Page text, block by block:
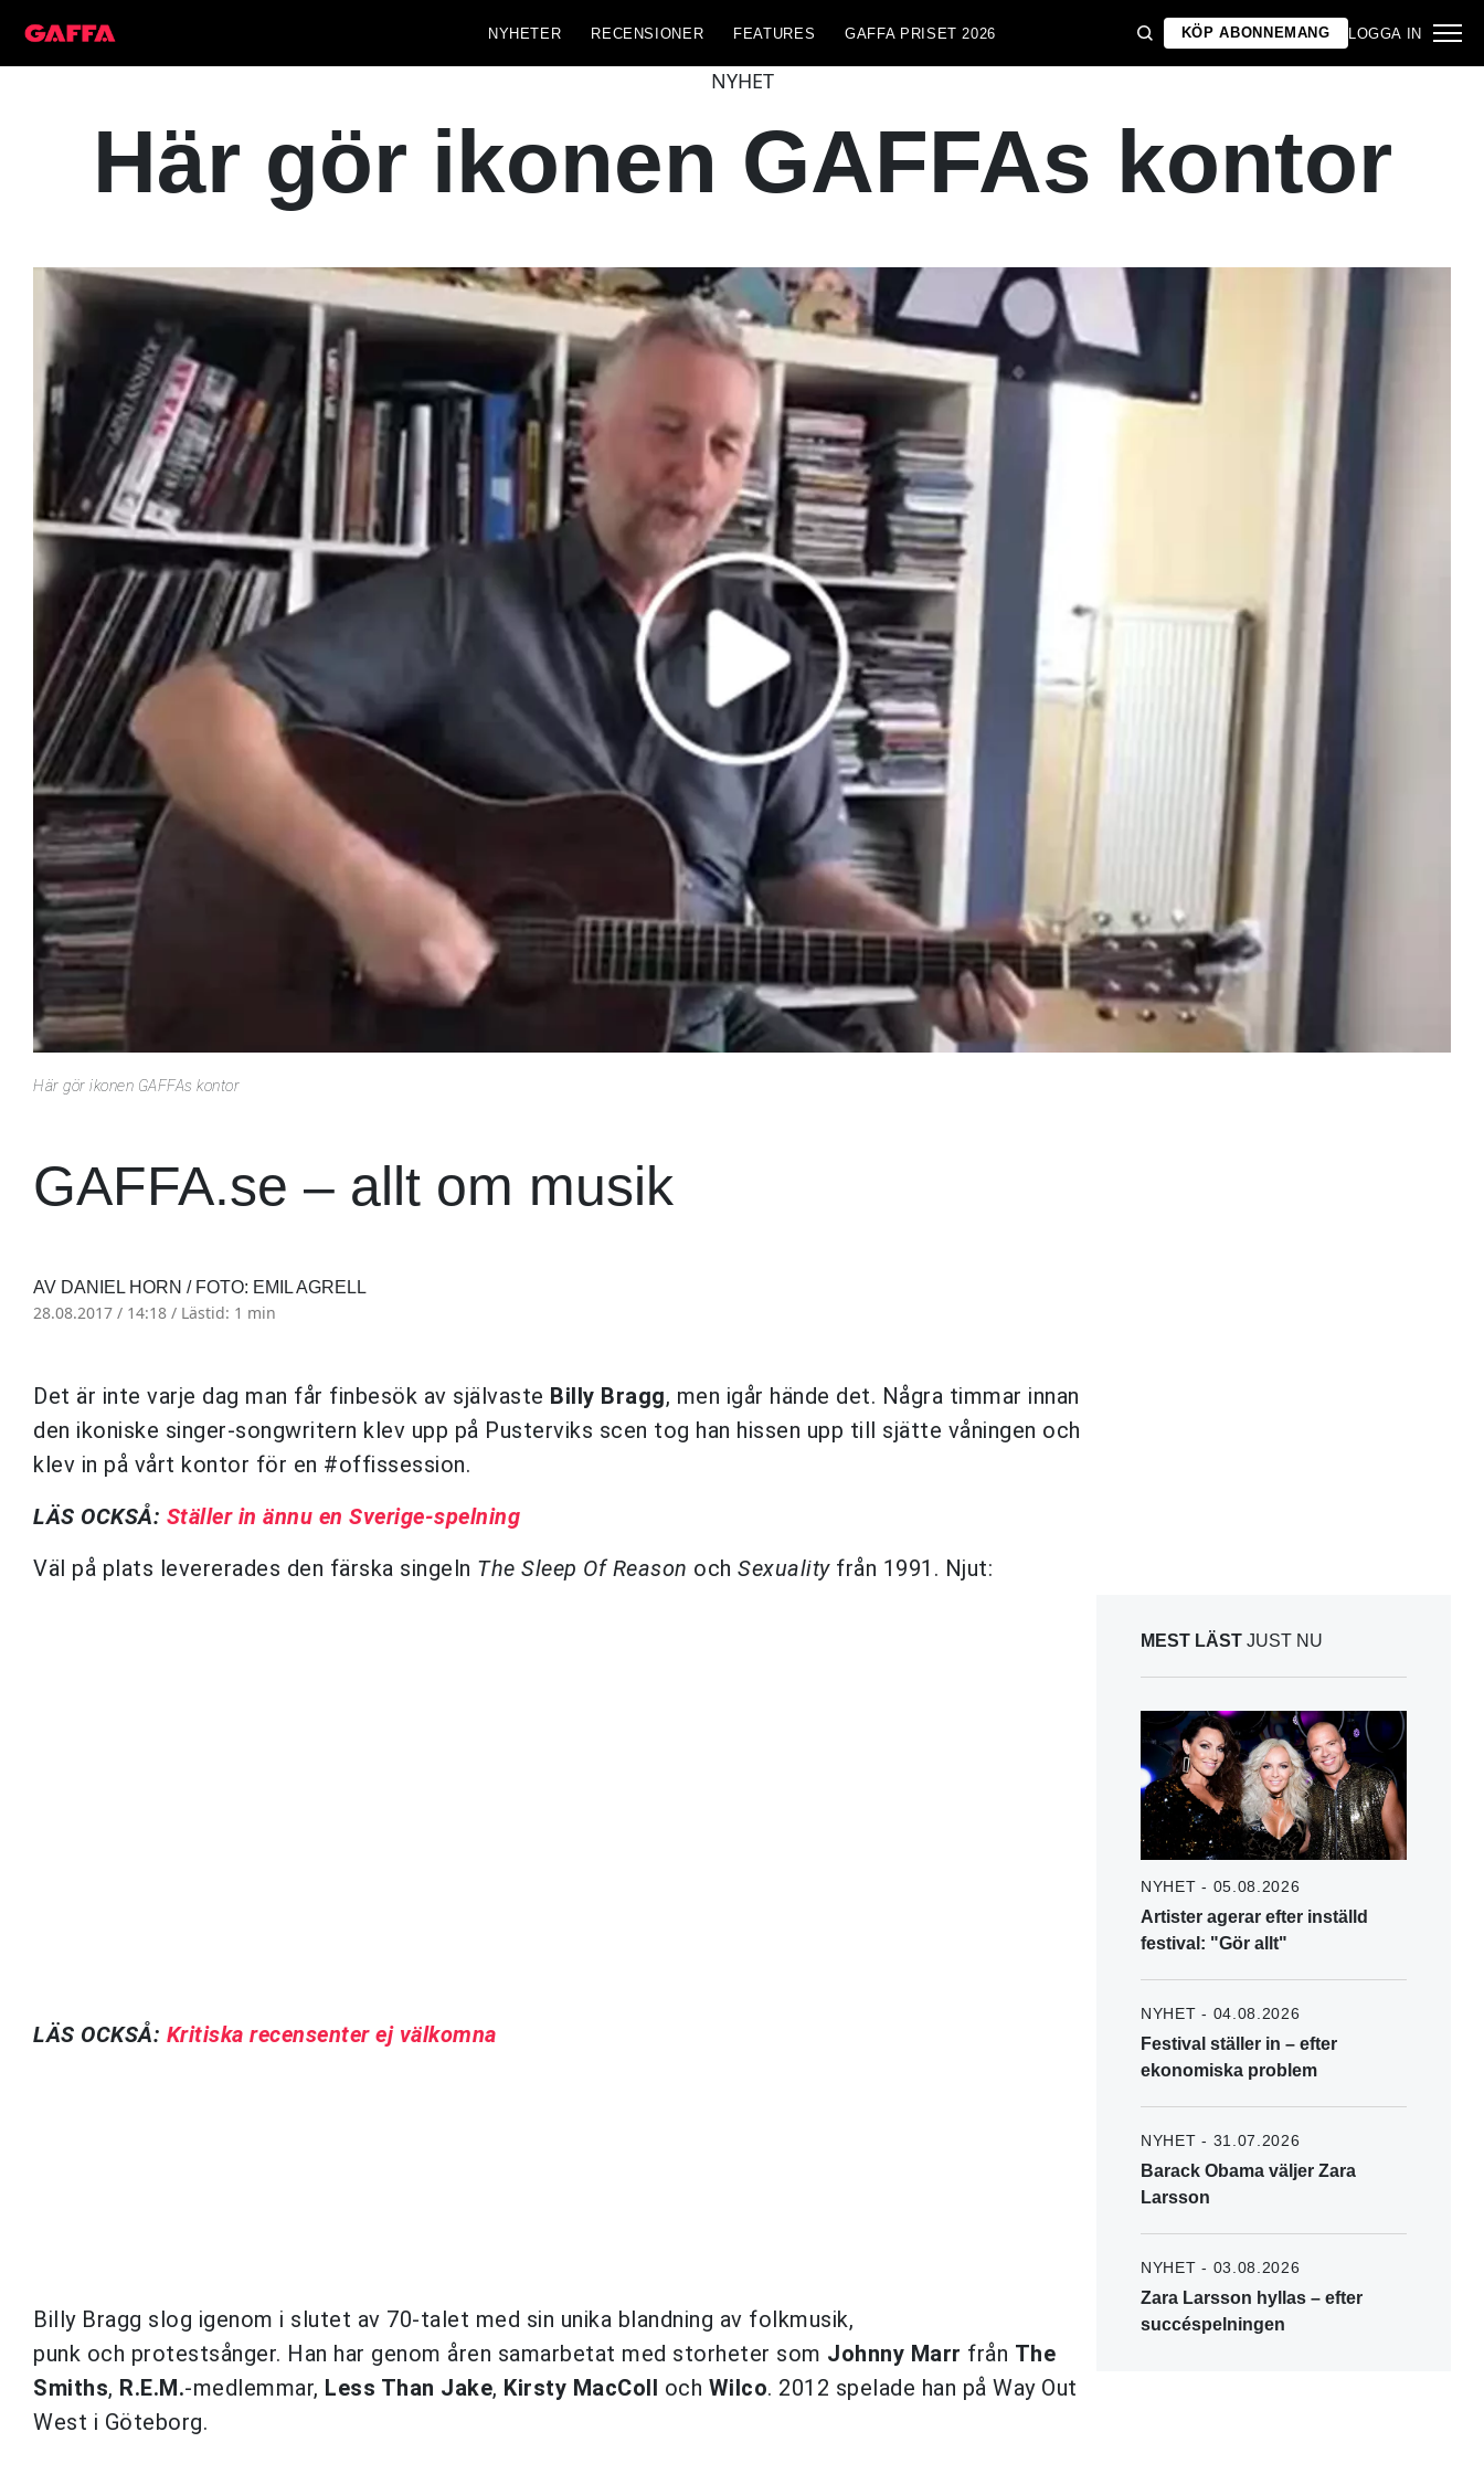
NYHETER RECENSIONER FEATURES GAFFA PRISET 2026 KÖP ABONNEMANG LOGGA IN
NYHET
Här gör ikonen GAFFAs kontor
Här gör ikonen GAFFAs kontor
GAFFA.se – allt om musik
AV DANIEL HORN / FOTO: EMIL AGRELL
28.08.2017 / 14:18 / Lästid: 1 min
Det är inte varje dag man får finbesök av självaste Billy Bragg, men igår hände det. Några timmar innan
den ikoniske singer-songwritern klev upp på Pusterviks scen tog han hissen upp till sjätte våningen och
klev in på vårt kontor för en #offissession.
LÄS OCKSÅ: Ställer in ännu en Sverige-spelning
Väl på plats levererades den färska singeln The Sleep Of Reason och Sexualityfrån 1991. Njut:
LÄS OCKSÅ: Kritiska recensenter ej välkomna
Billy Bragg slog igenom i slutet av 70-talet med sin unika blandning av folkmusik,
punk och protestsånger. Han har genom åren samarbetat med storheter som Johnny Marr från The
Smiths, R.E.M.-medlemmar, Less Than Jake, Kirsty MacColl och Wilco. 2012 spelade han på Way Out
West i Göteborg.
MEST LÄST JUST NU
NYHET - 05.08.2026
Artister agerar efter inställd
festival: "Gör allt"
NYHET - 04.08.2026
Festival ställer in – efter
ekonomiska problem
NYHET - 31.07.2026
Barack Obama väljer Zara
Larsson
NYHET - 03.08.2026
Zara Larsson hyllas – efter
succéspelningen